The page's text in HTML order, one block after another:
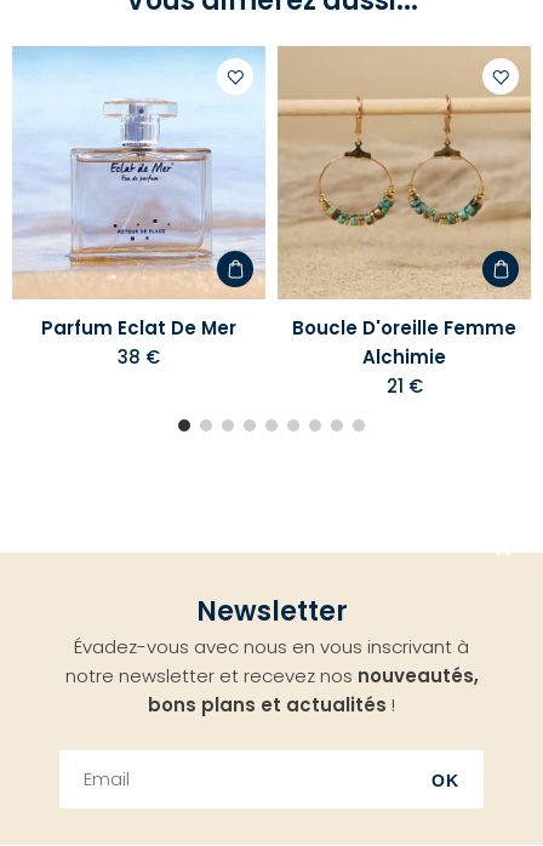
Ajouter
d'envies
Parfum Eclat De Mer
38 €
à
votre
liste
Boucle D'oreille Femme
Alchimie
21 €
Newsletter
Évadez-vous avec nous en vous inscrivant à
notre newsletter et recevez nos nouveautés,
bons plans et actualités !
OK